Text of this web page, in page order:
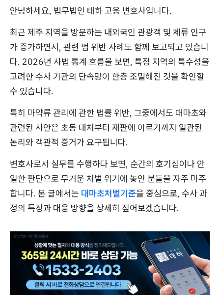
안녕하세요, 법무법인 태하 고웅 변호사입니다.
최근 제주 지역을 방문하는 내외국인 관광객 및 체류 인구
가 증가하면서, 관련 법 위반 사례도 함께 보고되고 있습니
다. 2026년 사법 통계 흐름을 보면, 특정 지역의 특수성을
고려한 수사 기관의 단속망이 한층 조밀해진 것을 확인할
수 있습니다.
특히 마약류 관리에 관한 법률 위반, 그중에서도 대마초와
관련된 사안은 초동 대처부터 재판에 이르기까지 일관된
논리와 객관적 증거가 요구됩니다.
변호사로서 실무를 수행하다 보면, 순간의 호기심이나 안
일한 판단으로 무거운 처벌 위기에 놓인 분들을 자주 마주
합니다. 본 글에서는 대마초처벌기준을 중심으로, 수사 과
정의 특징과 대응 방향을 상세히 짚어보겠습니다.